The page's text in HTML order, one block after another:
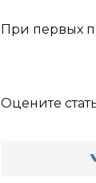
При первых
Оцените